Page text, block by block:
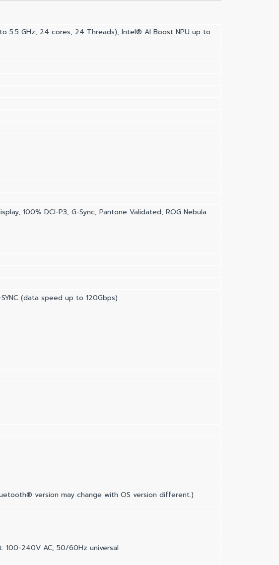
5.5 GHz, 24 cores, 24 Threads), Intel® AI Boost NPU up to
100% DCI-P3, G-Sync, Pantone Validated, ROG Nebula
(data speed up to 120Gbps)
version may change with OS version different.)
100-240V AC, 50/60Hz universal